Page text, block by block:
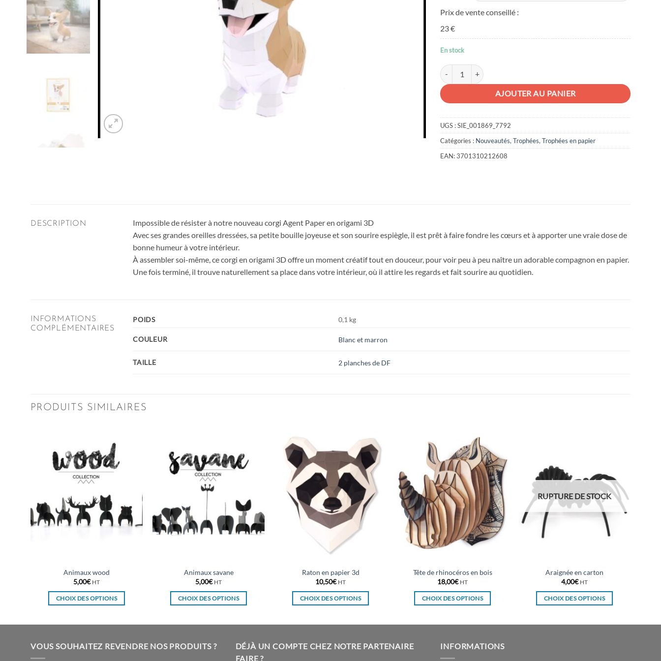
Prix de vente conseillé :
23 €
En stock
quantité de Corgi en papier
AJOUTER AU PANIER
UGS :SIE_001869_7792
Catégories : Nouveautés,Trophées,Trophées en papier
EAN:3701310212608
DESCRIPTION
Impossible de résister à notre nouveau corgi Agent Paper en origami 3D
Avec ses grandes oreilles dressées, sa petite bouille joyeuse et son sourire espiègle, il est prêt à faire fondre les cœurs et à apporter une vraie dose de
bonne humeur à votre intérieur.
À assembler soi-même, ce corgi en origami 3D offre un moment créatif tout en douceur, pour voir peu à peu naître un adorable compagnon en papier.
Une fois terminé, il trouve naturellement sa place dans votre intérieur, où il attire les regards et fait sourire au quotidien.
INFORMATIONS
COMPLÉMENTAIRES
POIDS 0,1 kg
COULEUR Blanc et marron
TAILLE 2 planches de DF
PRODUITS SIMILAIRES
Animaux wood
5,00€ HT
CHOIX DES OPTIONS
plusieurs
Animaux savane
5,00€ HT
CHOIX DES OPTIONS
plusieurs
variations.
Raton en papier 3d
10,50€ HT
CHOIX DES OPTIONS
plusieurs
Tête de rhinocéros en bois
18,00€ HT
CHOIX DES OPTIONS
plusieurs
variations.
RUPTURE DE STOCK
Araignée en carton
4,00€ HT
CHOIX DES OPTIONS
VOUS SOUHAITEZ REVENDRE NOS PRODUITS ?
DÉJÀ UN COMPTE CHEZ NOTRE PARTENAIRE
FAIRE ?
INFORMATIONS